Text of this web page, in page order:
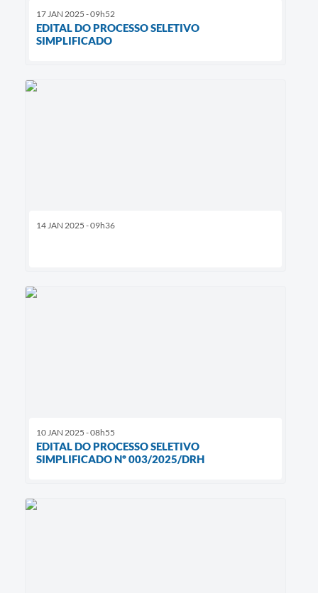
17 JAN 2025 - 09h52
EDITAL DO PROCESSO SELETIVO
SIMPLIFICADO
14 JAN 2025 - 09h36
10 JAN 2025 - 08h55
EDITAL DO PROCESSO SELETIVO
SIMPLIFICADO Nº 003/2025/DRH